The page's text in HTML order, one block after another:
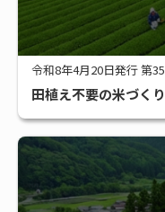
#アグリビジネス #サ
令和8年4月20日発行 第
田植え不要の米づく